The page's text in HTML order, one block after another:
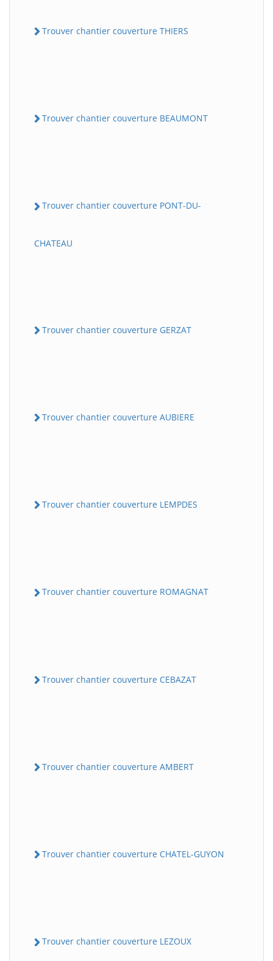
Trouver chantier couverture THIERS
Trouver chantier couverture BEAUMONT
Trouver chantier couverture PONT-DU-
CHATEAU
Trouver chantier couverture GERZAT
Trouver chantier couverture AUBIERE
Trouver chantier couverture LEMPDES
Trouver chantier couverture ROMAGNAT
Trouver chantier couverture CEBAZAT
Trouver chantier couverture AMBERT
Trouver chantier couverture CHATEL-GUYON
Trouver chantier couverture LEZOUX